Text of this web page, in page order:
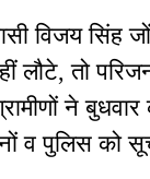
विजय सिंह
लौटे, तो
ने
व पुलिस को